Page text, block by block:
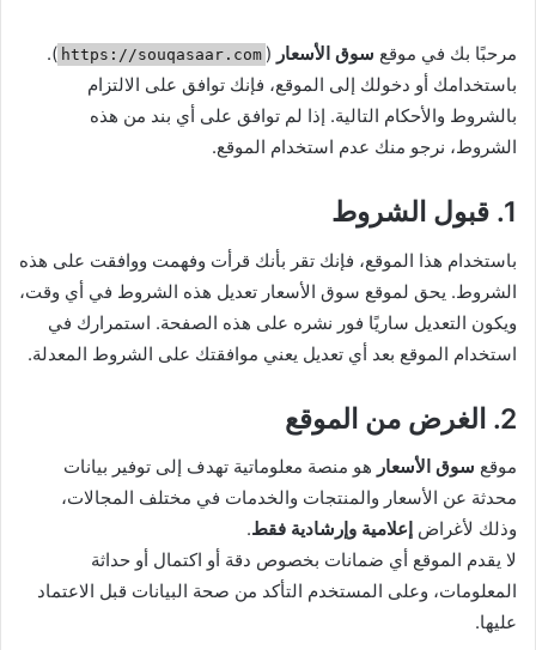
مرحبًا بك في موقع سوق الأسعار (
https://souqasaar.com
).
باستخدامك أو دخولك إلى الموقع، فإنك توافق على الالتزام
بالشروط والأحكام التالية. إذا لم توافق على أي بند من هذه
الشروط، نرجو منك عدم استخدام الموقع.
1. قبول الشروط
باستخدام هذا الموقع، فإنك تقر بأنك قرأت وفهمت ووافقت على هذه
الشروط. يحق لموقع سوق الأسعار تعديل هذه الشروط في أي وقت،
ويكون التعديل ساريًا فور نشره على هذه الصفحة. استمرارك في
استخدام الموقع بعد أي تعديل يعني موافقتك على الشروط المعدلة.
2. الغرض من الموقع
موقع سوق الأسعار هو منصة معلوماتية تهدف إلى توفير بيانات
محدثة عن الأسعار والمنتجات والخدمات في مختلف المجالات،
وذلك لأغراض إعلامية وإرشادية فقط.
لا يقدم الموقع أي ضمانات بخصوص دقة أو اكتمال أو حداثة
المعلومات، وعلى المستخدم التأكد من صحة البيانات قبل الاعتماد
عليها.